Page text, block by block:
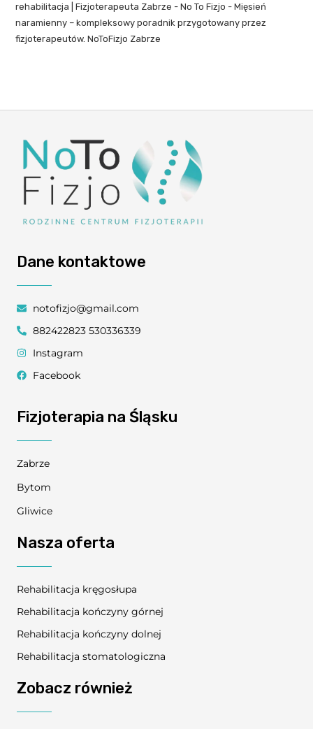
rehabilitacja | Fizjoterapeuta Zabrze - No To Fizjo -Mięsień
naramienny – kompleksowy poradnik przygotowany przez
fizjoterapeutów. NoToFizjo Zabrze
Dane kontaktowe
notofizjo@gmail.com
882422823 530336339
Instagram
Facebook
Fizjoterapia na Śląsku
Zabrze
Bytom
Gliwice
Nasza oferta
Rehabilitacja kręgosłupa
Rehabilitacja kończyny górnej
Rehabilitacja kończyny dolnej
Rehabilitacja stomatologiczna
Zobacz również